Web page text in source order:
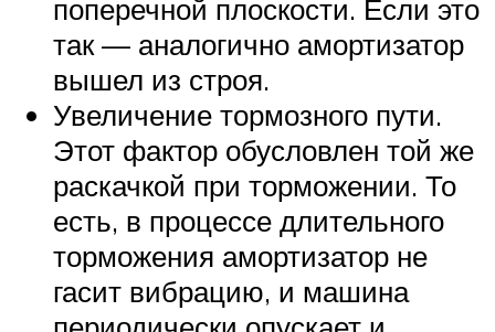
поперечной плоскости. Если это
так — аналогично амортизатор
вышел из строя.
Увеличение тормозного пути.
Этот фактор обусловлен той же
раскачкой при торможении. То
есть, в процессе длительного
торможения амортизатор не
гасит вибрацию, и машина